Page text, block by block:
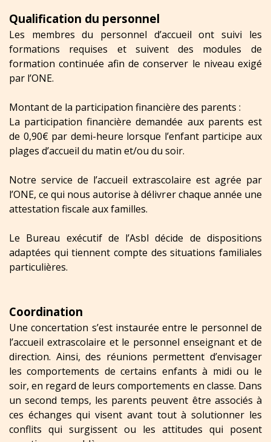
Qualification du personnel
Les membres du personnel d’accueil ont suivi les
formations requises et suivent des modules de
formation continuée afin de conserver le niveau exigé
par l’ONE.
Montant de la participation financière des parents :
La participation financière demandée aux parents est
de 0,90€ par demi-heure lorsque l’enfant participe aux
plages d’accueil du matin et/ou du soir.
Notre service de l’accueil extrascolaire est agrée par
l’ONE, ce qui nous autorise à délivrer chaque année une
attestation fiscale aux familles.
Le Bureau exécutif de l’Asbl décide de dispositions
adaptées qui tiennent compte des situations familiales
particulières.
Coordination
Une concertation s’est instaurée entre le personnel de
l’accueil extrascolaire et le personnel enseignant et de
direction. Ainsi, des réunions permettent d’envisager
les comportements de certains enfants à midi ou le
soir, en regard de leurs comportements en classe. Dans
un second temps, les parents peuvent être associés à
ces échanges qui visent avant tout à solutionner les
conflits qui surgissent ou les attitudes qui posent